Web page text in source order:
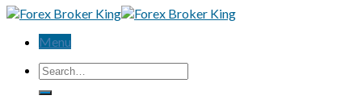
Menu